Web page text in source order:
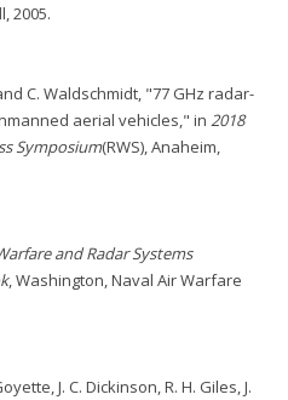
2005.
C. Waldschmidt, "77 GHz radar-
aerial vehicles," in 2018
Symposium(RWS), Anaheim,
and Radar Systems
, Washington, Naval Air Warfare
J. C. Dickinson, R. H. Giles, J.